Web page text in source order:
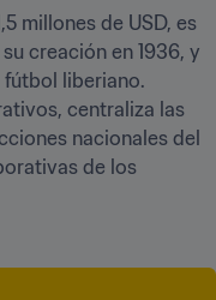
millones de USD, es
creación en 1936, y
fútbol liberiano.
centraliza las
nacionales del
de los